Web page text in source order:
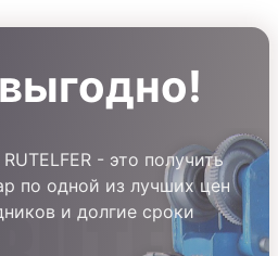
- это получить
по одной из лучших цен
и долгие сроки